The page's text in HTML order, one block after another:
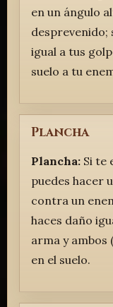
en un ángulo
desprevenido;
igual a tus
suelo a tu
Plancha
Plancha:Si te
puedes hacer
contra un
haces daño
arma y ambos
en el suelo.